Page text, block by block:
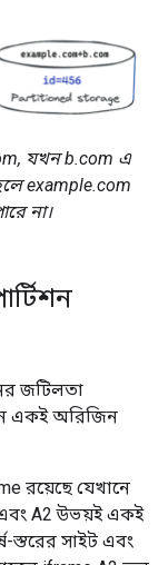
যখন b.com এ
example.com
না।
জটিলতা
একই অরিজিন
রয়েছে যেখানে
A2 উভয়ই একই
স্তরের সাইট এবং